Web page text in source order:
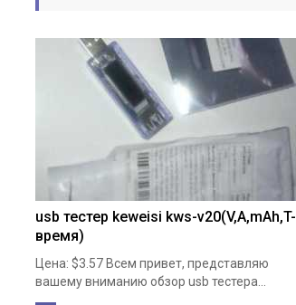
usb тестер keweisi kws-v20(V,A,mAh,T-
время)
Цена: $3.57 Всем привет, представляю
вашему вниманию обзор usb тестера...